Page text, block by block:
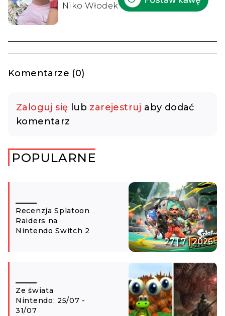
Niko Włodek
Komentarze (0)
Zaloguj się lub zarejestruj aby dodać
komentarz
POPULARNE
Recenzja Splatoon
Raiders na
Nintendo Switch 2
27 | 7 | 2026
Ze świata
Nintendo: 25/07 -
31/07